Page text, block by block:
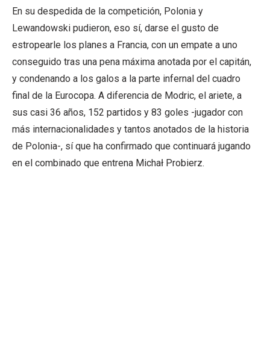
En su despedida de la competición, Polonia y
Lewandowski pudieron, eso sí, darse el gusto de
estropearle los planes a Francia, con un empate a uno
conseguido tras una pena máxima anotada por el capitán,
y condenando a los galos a la parte infernal del cuadro
final de la Eurocopa. A diferencia de Modric, el ariete, a
sus casi 36 años, 152 partidos y 83 goles -jugador con
más internacionalidades y tantos anotados de la historia
de Polonia-, sí que ha confirmado que continuará jugando
en el combinado que entrena Michał Probierz.